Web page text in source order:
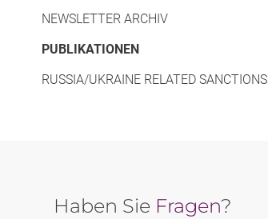
NEWSLETTER ARCHIV
PUBLIKATIONEN(CURRENT)
RUSSIA/UKRAINE RELATED SANCTIONS
Haben Sie Fragen?